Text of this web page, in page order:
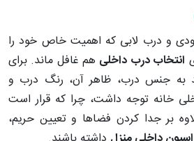
و درب لابی که اهمیت خاص خود را
انتخاب درب داخلی هم غافل ماند. برای
به جنس درب، ظاهر آن، رنگ درب و
خانه توجه داشت، چرا که قرار است
بر جدا کردن فضاها و تعیین حریم،